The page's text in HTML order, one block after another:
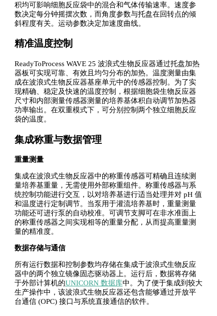
积均可影响细胞反应袋中的混合和气体传输速率。速度参
数决定每分钟摇摆次数，而角度参数与托盘在回转点的倾
斜程度有关。运动参数决定加速度曲线。
精准温度控制
ReadyToProcess WAVE 25 波浪式生物反应器通过托盘加热
器板可实现可靠、有效且均匀分布的加热。温度测量由集
成在波浪式生物反应器基座单元中的传感器控制。为了实
现精确、稳定及快速的温度控制，根据细胞袋生物反应器
尺寸和内部测量传感器测量的培养基体积自动调节加热器
功率输出。在双重模式下，可分别控制两个独立细胞反应
袋的温度。
集成称重与数据管理
重量测量
集成在波浪式生物反应器中的称重传感器可精确且连续测
量培养基重量，无需使用外部称重组件。称重传感器与系
统控制功能进行交互，以对培养基进行适当处理并对 pH 值
和温度进行定制调节。当泵用于灌流培养基时，重量测量
功能还可进行泵的自动校准。可调节支脚可在非水准面上
的称重传感器之间实现相等的重量分配，从而提高重量测
量的精准度。
数据存储与通信
所有运行数据和控制参数均存储在集成于波浪式生物反应
器中的两个独立镜像固态驱动器上。运行后，数据将存储
于外部计算机的UNICORN 数据库中。为了便于集成到较大
生产操作中，该波浪式生物反应器还包含能够通过开放平
台通信 (OPC) 接口与系统直接通信的软件。